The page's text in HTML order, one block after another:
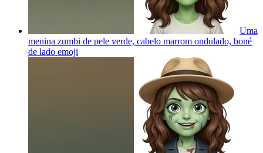
Uma
menina zumbi de pele verde, cabelo marrom ondulado, boné
de lado emoji